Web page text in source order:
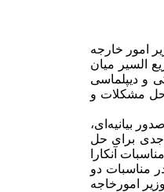
امور خارجه
السیر میان
اجلاس هلسینکی و دیپلماسی
حل مشکلات و
بطور ناگهانی دو کشور را در آستانه یک درگیری جدی قرار داد، در هشتم ژوئن ۱۹۹۵میلادی با صدور بیانیه‌ای،
جدی برای حل
آنکارا
مناسبات دو
امورخاجه